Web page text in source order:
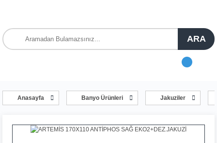
ARA
Anasayfa Banyo Ürünleri Jakuziler